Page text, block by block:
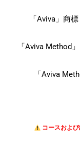
「Aviva」商
「Aviva Method
「Aviva
コースおよ